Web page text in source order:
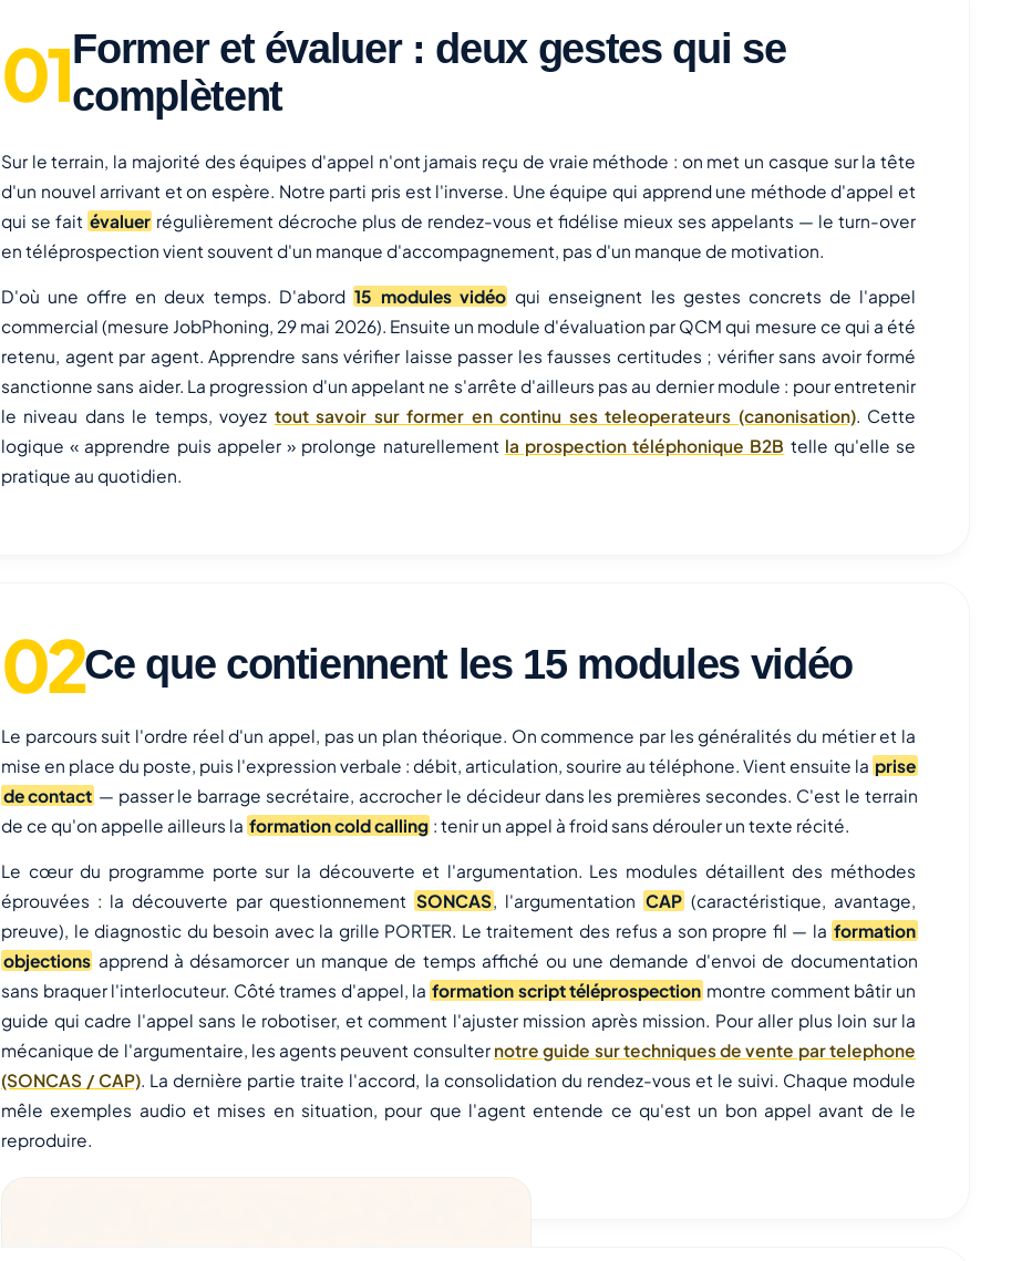
Former et évaluer : deux gestes qui se
complètent
Sur le terrain, la majorité des équipes d'appel n'ont jamais reçu de vraie méthode : on met un casque sur la tête
d'un nouvel arrivant et on espère. Notre parti pris est l'inverse. Une équipe qui apprend une méthode d'appel et
qui se fait évaluer régulièrement décroche plus de rendez-vous et fidélise mieux ses appelants — le turn-over
en téléprospection vient souvent d'un manque d'accompagnement, pas d'un manque de motivation.
D'où une offre en deux temps. D'abord 15 modules vidéo qui enseignent les gestes concrets de l'appel
commercial (mesure JobPhoning, 29 mai 2026). Ensuite un module d'évaluation par QCM qui mesure ce qui a été
retenu, agent par agent. Apprendre sans vérifier laisse passer les fausses certitudes ; vérifier sans avoir formé
sanctionne sans aider. La progression d'un appelant ne s'arrête d'ailleurs pas au dernier module : pour entretenir
le niveau dans le temps, voyez tout savoir sur former en continu ses teleoperateurs (canonisation). Cette
logique « apprendre puis appeler » prolonge naturellement la prospection téléphonique B2B telle qu'elle se
pratique au quotidien.
Ce que contiennent les 15 modules vidéo
Le parcours suit l'ordre réel d'un appel, pas un plan théorique. On commence par les généralités du métier et la
mise en place du poste, puis l'expression verbale : débit, articulation, sourire au téléphone. Vient ensuite la prise
de contact — passer le barrage secrétaire, accrocher le décideur dans les premières secondes. C'est le terrain
de ce qu'on appelle ailleurs la formation cold calling : tenir un appel à froid sans dérouler un texte récité.
Le cœur du programme porte sur la découverte et l'argumentation. Les modules détaillent des méthodes
éprouvées : la découverte par questionnement SONCAS, l'argumentation CAP (caractéristique, avantage,
preuve), le diagnostic du besoin avec la grille PORTER. Le traitement des refus a son propre fil — la formation
objections apprend à désamorcer un manque de temps affiché ou une demande d'envoi de documentation
sans braquer l'interlocuteur. Côté trames d'appel, la formation script téléprospection montre comment bâtir un
guide qui cadre l'appel sans le robotiser, et comment l'ajuster mission après mission. Pour aller plus loin sur la
mécanique de l'argumentaire, les agents peuvent consulter notre guide sur techniques de vente par telephone
(SONCAS / CAP). La dernière partie traite l'accord, la consolidation du rendez-vous et le suivi. Chaque module
mêle exemples audio et mises en situation, pour que l'agent entende ce qu'est un bon appel avant de le
reproduire.